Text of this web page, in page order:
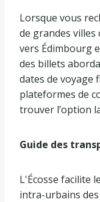
Lorsque vous
de grandes
vers Édimbourg
des billets
dates de voyage
plateformes de
trouver l’option
Guide des
L'Écosse facilite
intra-urbains